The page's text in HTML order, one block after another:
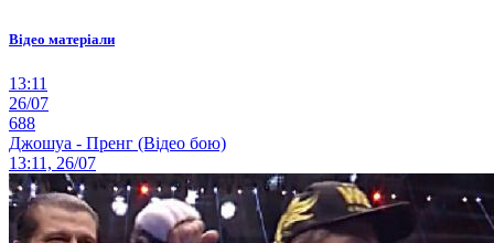
Відео матеріали
13:11
26/07
688
Джошуа - Пренг (Відео бою)
13:11, 26/07